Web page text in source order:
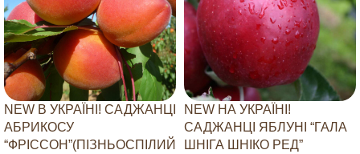
NEW В УКРАЇНІ! САДЖАНЦІ
АБРИКОСУ
“ФРІССОН”(ПІЗНЬОСПІЛИЙ
NEW НА УКРАЇНІ!
САДЖАНЦІ ЯБЛУНІ “ГАЛА
ШНІГА ШНІКО РЕД”